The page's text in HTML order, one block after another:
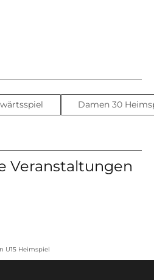
Damen 30
Veranstaltungen
U15 Heimspiel